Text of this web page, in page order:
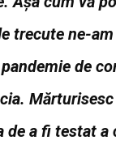
trecute ne-
de
de a fi testat a